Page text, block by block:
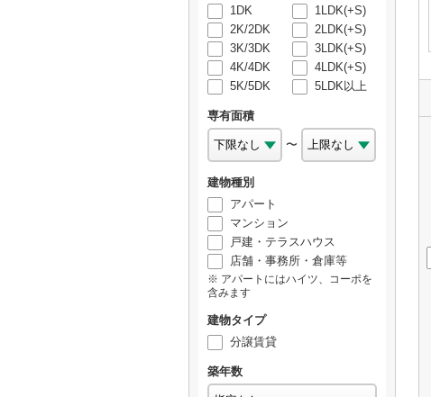
1DK
1LDK(+S)
2K/2DK
2LDK(+S)
3K/3DK
3LDK(+S)
4K/4DK
4LDK(+S)
5K/5DK
5LDK以上
専有面積
〜
建物種別
アパート
マンション
戸建・テラスハウス
店舗・事務所・倉庫等
アパートにはハイツ、コーポを
含みます
建物タイプ
分譲賃貸
築年数